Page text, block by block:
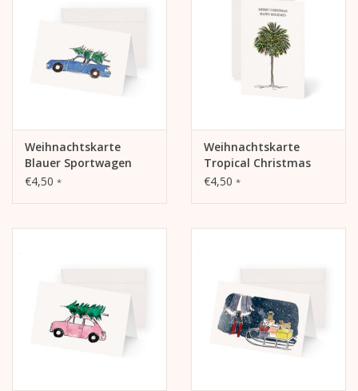
Weihnachtskarte
Blauer Sportwagen
€4,50 *
Weihnachtskarte
Tropical Christmas
€4,50 *